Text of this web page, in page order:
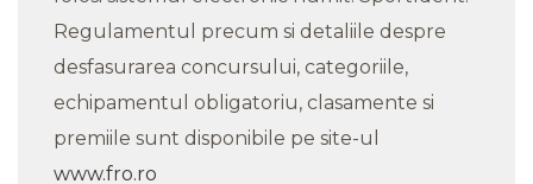
Regulamentul precum si detaliile despre
desfasurarea concursului, categoriile,
echipamentul obligatoriu, clasamente si
premiile sunt disponibile pe site-ul
www.fro.ro